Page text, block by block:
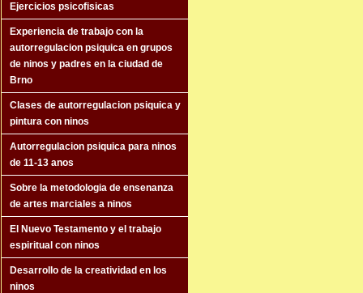
Ejercicios psicofisicas
Experiencia de trabajo con la
autorregulacion psiquica en grupos
de ninos y padres en la ciudad de
Brno
Clases de autorregulacion psiquica y
pintura con ninos
Autorregulacion psiquica para ninos
de 11-13 anos
Sobre la metodologia de ensenanza
de artes marciales a ninos
El Nuevo Testamento y el trabajo
espiritual con ninos
Desarrollo de la creatividad en los
ninos